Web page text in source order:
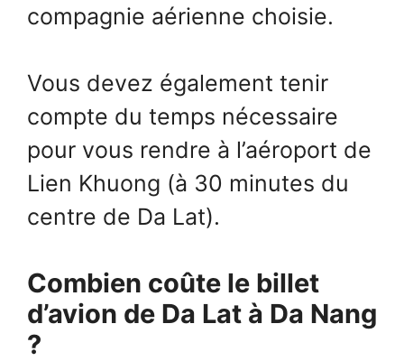
compagnie aérienne choisie.
Vous devez également tenir
compte du temps nécessaire
pour vous rendre à l’aéroport de
Lien Khuong (à 30 minutes du
centre de Da Lat).
Combien coûte le billet
d’avion de Da Lat à Da Nang
?